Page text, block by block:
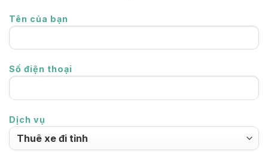
Tên của bạn
Số điện thoại
Dịch vụ